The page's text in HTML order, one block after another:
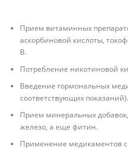
Прием витаминных
аскорбиновой кислоты,
В.
Потребление никотиновой
Введение гормональных
соответствующих показаний).
Прием минеральных добавок,
железо, а еще фитин.
Применение медикаментов с